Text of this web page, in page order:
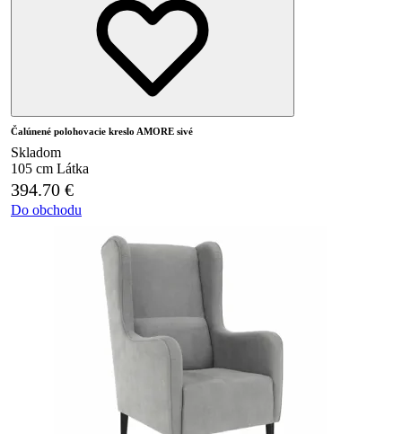
Čalúnené polohovacie kreslo AMORE sivé
Skladom
105 cm Látka
394.70 €
Do obchodu